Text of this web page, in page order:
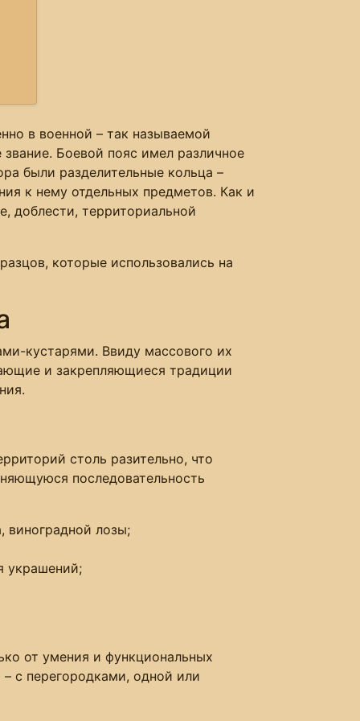
в военной – так называемой
Боевой пояс имел различное
были разделительные кольца –
к нему отдельных предметов. Как и
доблести, территориальной
которые использовались на
кустарями. Ввиду массового их
и закрепляющиеся традиции
столь разительно, что
последовательность
виноградной лозы;
украшений;
от умения и функциональных
с перегородками, одной или